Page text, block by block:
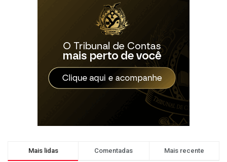
Mais lidas Comentadas Mais recente